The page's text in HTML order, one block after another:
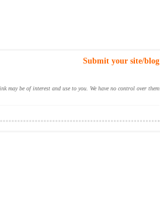
Submit your site/blog
may be of interest and use to you. We have no control over them